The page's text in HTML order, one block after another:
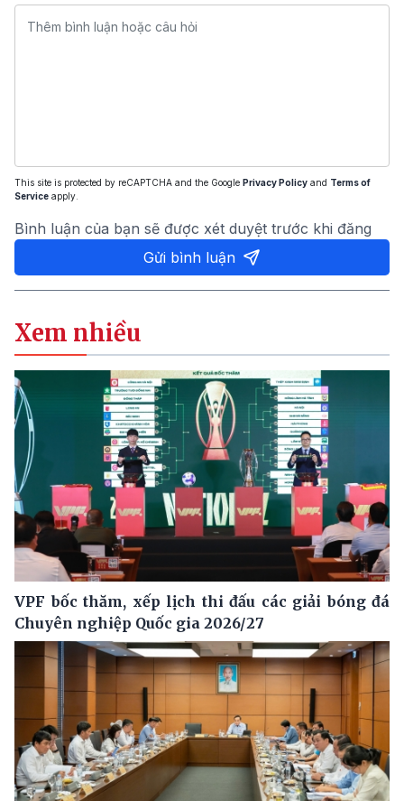
This site is protected by reCAPTCHA and the Google Privacy Policy and Terms of
Service apply.
Bình luận của bạn sẽ được xét duyệt trước khi đăng
Gửi bình luận
Xem nhiều
VPF bốc thăm, xếp lịch thi đấu các giải bóng đá
Chuyên nghiệp Quốc gia 2026/27